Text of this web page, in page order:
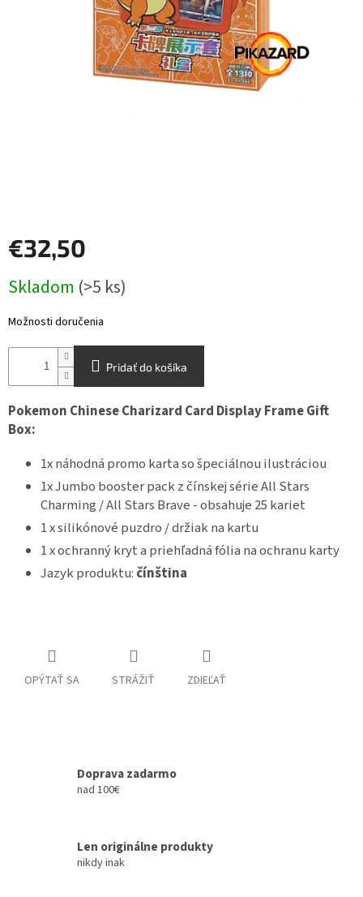
EUR
/
Prihlásenie
€32,50
cena:
Skladom (>5 ks)
Možnosti doručenia
Pridať do košíka
Pokemon Chinese Charizard Card Display Frame Gift
Box:
1x náhodná promo karta so špeciálnou ilustráciou
1x Jumbo booster pack z čínskej série All Stars
Charming / All Stars Brave - obsahuje 25 kariet
1 x silikónové puzdro / držiak na kartu
1 x ochranný kryt a priehľadná fólia na ochranu karty
Jazyk produktu: čínština
OPÝTAŤ SA STRÁŽIŤ ZDIEĽAŤ
Doprava zadarmo
nad 100€
Len originálne produkty
nikdy inak